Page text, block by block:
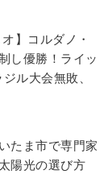
】コルダノ・
し優勝！ライッ
ル大会無敗、
たま市で専門家
陽光の選び方